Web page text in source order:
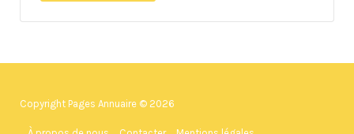
Copyright Pages Annuaire © 2026